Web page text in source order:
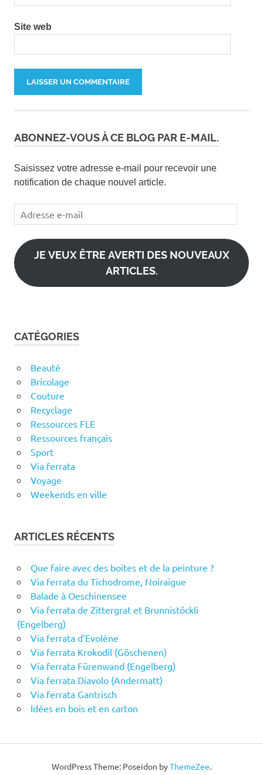
Site web
ABONNEZ-VOUS À CE BLOG PAR E-MAIL.
Saisissez votre adresse e-mail pour recevoir une
notification de chaque nouvel article.
Adresse
e-
mail
JE VEUX ÊTRE AVERTI DES NOUVEAUX
ARTICLES.
CATÉGORIES
Beauté
Bricolage
Couture
Recyclage
Ressources FLE
Ressources français
Sport
Via ferrata
Voyage
Weekends en ville
ARTICLES RÉCENTS
Que faire avec des boites et de la peinture ?
Via ferrata du Tichodrome, Noiraigue
Balade à Oeschinensee
Via ferrata de Zittergrat et Brunnistöckli
(Engelberg)
Via ferrata d’Evolène
Via ferrata Krokodil (Göschenen)
Via ferrata Fürenwand (Engelberg)
Via ferrata Diavolo (Andermatt)
Via ferrata Gantrisch
Idées en bois et en carton
WordPress Theme: Poseidon byThemeZee.